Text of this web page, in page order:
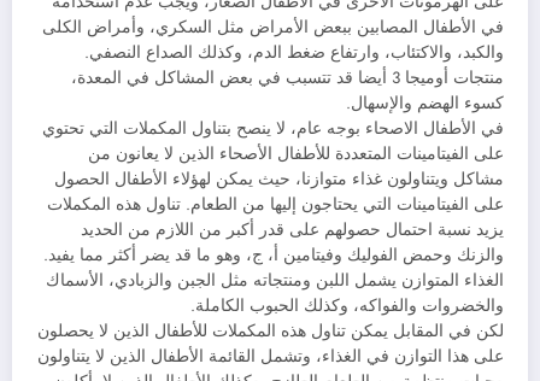
في الأطفال المصابين ببعض الأمراض مثل السكري، وأمراض الكلى
والكبد، والاكتئاب، وارتفاع ضغط الدم، وكذلك الصداع النصفي.
منتجات أوميجا 3 أيضا قد تتسبب في بعض المشاكل في المعدة،
كسوء الهضم والإسهال.
في الأطفال الاصحاء بوجه عام، لا ينصح بتناول المكملات التي تحتوي
على الفيتامينات المتعددة للأطفال الأصحاء الذين لا يعانون من
مشاكل ويتناولون غذاء متوازنا، حيث يمكن لهؤلاء الأطفال الحصول
على الفيتامينات التي يحتاجون إليها من الطعام. تناول هذه المكملات
يزيد نسبة احتمال حصولهم على قدر أكبر من اللازم من الحديد
والزنك وحمض الفوليك وفيتامين أ، ج، وهو ما قد يضر أكثر مما يفيد.
الغذاء المتوازن يشمل اللبن ومنتجاته مثل الجبن والزبادي، الأسماك
والخضروات والفواكه، وكذلك الحبوب الكاملة.
لكن في المقابل يمكن تناول هذه المكملات للأطفال الذين لا يحصلون
على هذا التوازن في الغذاء، وتشمل القائمة الأطفال الذين لا يتناولون